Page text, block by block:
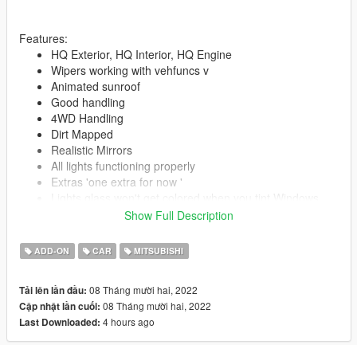
Features:
HQ Exterior, HQ Interior, HQ Engine
Wipers working with vehfuncs v
Animated sunroof
Good handling
4WD Handling
Dirt Mapped
Realistic Mirrors
All lights functioning properly
Extras 'one extra for now '
Hands on steering
Good scale compared to original cars
paint 1 = chassis
paint 2 = rims
Add-On Vehicle Spawner support
Show Full Description
ADD-ON CAR MITSUBISHI
Tải lên lần đầu: 08 Tháng mười hai, 2022
Cập nhật lần cuối: 08 Tháng mười hai, 2022
Last Downloaded: 4 hours ago